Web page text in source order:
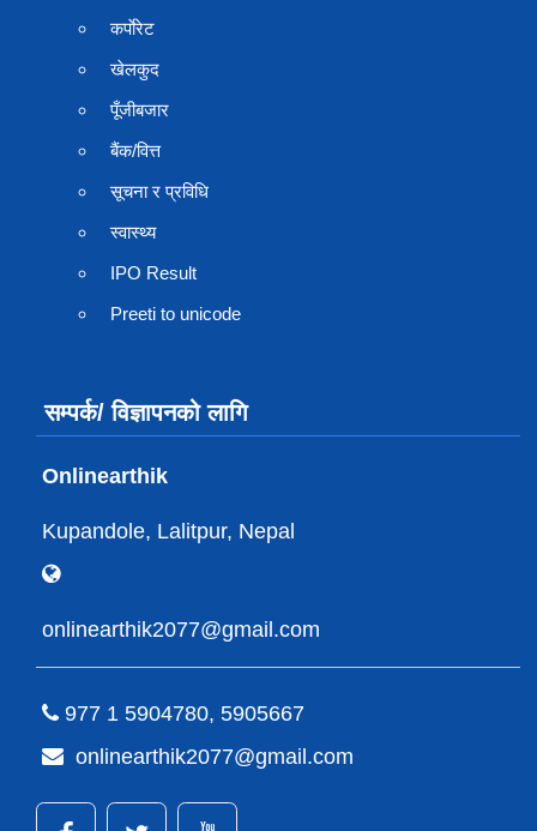
कर्पाेरेट
खेलकुद
पूँजीबजार
बैंक/वित्त
सूचना र प्रविधि
स्वास्थ्य
IPO Result
Preeti to unicode
सम्पर्क/ विज्ञापनको लागि
Onlinearthik
Kupandole, Lalitpur, Nepal
onlinearthik2077@gmail.com
977 1 5904780, 5905667
onlinearthik2077@gmail.com